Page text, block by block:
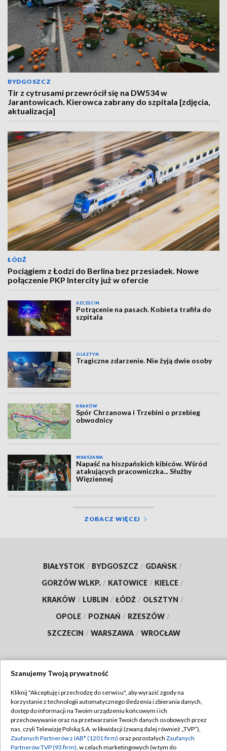
BYDGOSZCZ
Tir z cytrusami przewrócił się na DW534 w
Jarantowicach. Kierowca zabrany do szpitala [zdjęcia,
aktualizacja]
ŁÓDŹ
Pociągiem z Łodzi do Berlina bez przesiadek. Nowe
połączenie PKP Intercity już w ofercie
SZCZECIN
Potrącenie na pasach. Kobieta trafiła do
szpitala
OLSZTYN
Tragiczne zdarzenie. Nie żyją dwie osoby
KRAKÓW
Spór Chrzanowa i Trzebini o przebieg
obwodnicy
WARSZAWA
Napaść na hiszpańskich kibiców. Wśród
atakujących pracowniczka... Służby
Więziennej
ZOBACZ WIĘCEJ
BIAŁYSTOK / BYDGOSZCZ / GDAŃSK /
GORZÓW WLKP. / KATOWICE / KIELCE /
KRAKÓW / LUBLIN / ŁÓDŹ / OLSZTYN /
OPOLE / POZNAŃ / RZESZÓW /
SZCZECIN / WARSZAWA / WROCŁAW
TVP
Abonament TVP
Emisja w TVP
Regulamin TVP
Polityka prywatności
Szanujemy Twoją prywatność
Kliknij "Akceptuję i przechodzę do serwisu", aby wyrazić zgody na
korzystanie z technologii automatycznego śledzenia i zbierania danych,
dostęp do informacji na Twoim urządzeniu końcowym i ich
przechowywanie oraz na przetwarzanie Twoich danych osobowych przez
nas, czyli Telewizję Polską S.A. w likwidacji (zwaną dalej również „TVP”),
Zaufanych Partnerów z IAB* (1201 firm) oraz pozostałych Zaufanych
Partnerów TVP (93 firm), w celach marketingowych (w tym do